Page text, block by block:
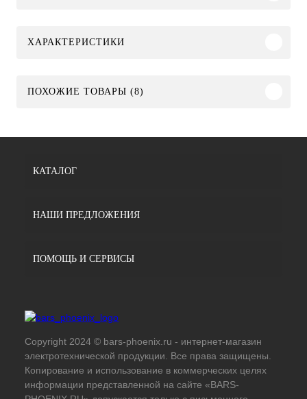
ХАРАКТЕРИСТИКИ
ПОХОЖИЕ ТОВАРЫ (8)
КАТАЛОГ
НАШИ ПРЕДЛОЖЕНИЯ
ПОМОЩЬ И СЕРВИСЫ
Copyright 2024 © bars-phoenix.ru - интернет-магазин
электротехнической продукции. Все права защищены.
Копирование и использование в коммерческих целях
информации представленной на сайте «BARS-